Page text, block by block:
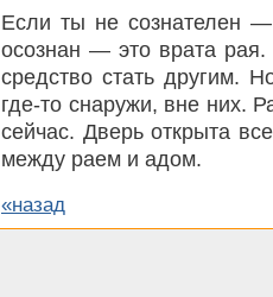
Если ты не сознателен
осознан — это врата
средство стать другим.
где-то снаружи, вне них.
сейчас. Дверь открыта
между раем и адом.
«назад